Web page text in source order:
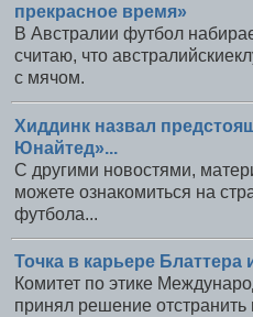
прекрасное время»
В Австралии футбол
считаю, что
с мячом.
Хиддинк назвал
Юнайтед»...
С другими новостями,
можете ознакомиться на
футбола...
Точка в карьере Блаттера
Комитет по этике
принял решение